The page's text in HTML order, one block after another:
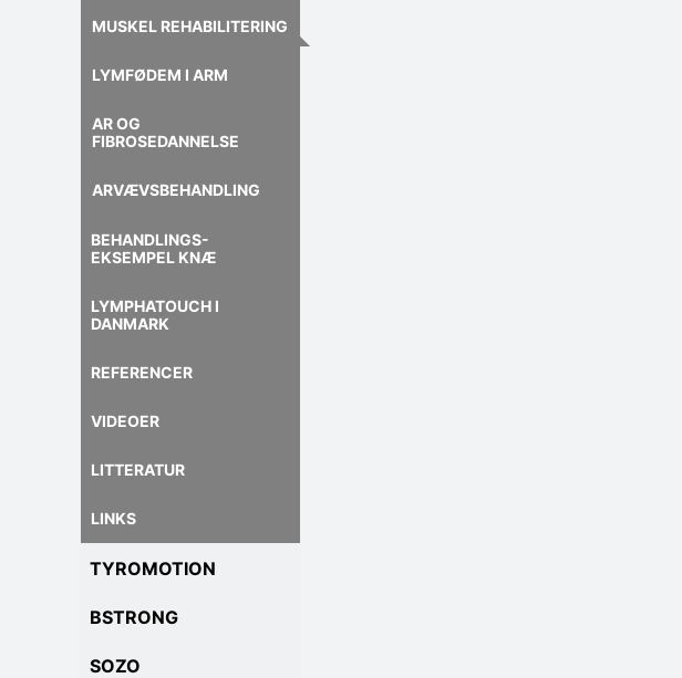
MUSKEL REHABILITERING
LYMFØDEM I ARM
AR OG
FIBROSEDANNELSE
ARVÆVSBEHANDLING
BEHANDLINGS-
EKSEMPEL KNÆ
LYMPHATOUCH I
DANMARK
REFERENCER
VIDEOER
LITTERATUR
LINKS
TYROMOTION
BSTRONG
SOZO